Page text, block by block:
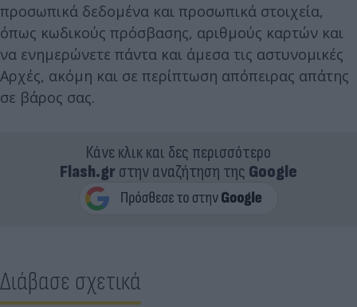
προσωπικά δεδομένα και προσωπικά στοιχεία,
όπως κωδικούς πρόσβασης, αριθμούς καρτών και
να ενημερώνετε πάντα και άμεσα τις αστυνομικές
Αρχές, ακόμη και σε περίπτωση απόπειρας απάτης
σε βάρος σας.
Κάνε κλικ και δες περισσότερο
Flash.grστην αναζήτηση της Google
Διάβασε σχετικά